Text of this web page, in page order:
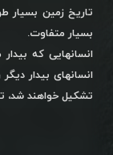
تاریخ زمین بسیار
بسیار متفاوت.
انسانهایی که
انسانهای بیدار
تشکیل خواهند شد،